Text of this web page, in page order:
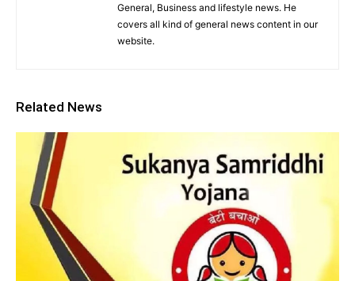
General, Business and lifestyle news. He
covers all kind of general news content in our
website.
Related News